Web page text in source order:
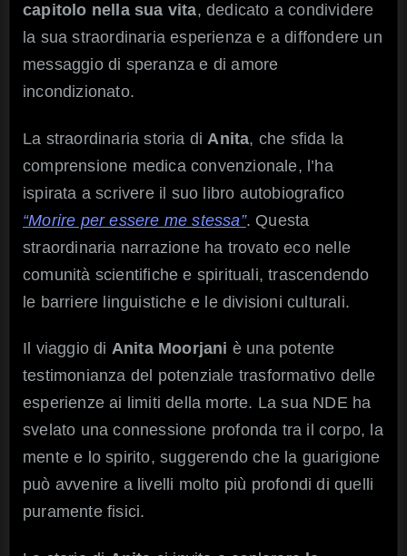
capitolo nella sua vita, dedicato a condividere
la sua straordinaria esperienza e a diffondere un
messaggio di speranza e di amore
incondizionato.
La straordinaria storia di Anita, che sfida la
comprensione medica convenzionale, l’ha
ispirata a scrivere il suo libro autobiografico
“Morire per essere me stessa”. Questa
straordinaria narrazione ha trovato eco nelle
comunità scientifiche e spirituali, trascendendo
le barriere linguistiche e le divisioni culturali.
Il viaggio di Anita Moorjani è una potente
testimonianza del potenziale trasformativo delle
esperienze ai limiti della morte. La sua NDE ha
svelato una connessione profonda tra il corpo, la
mente e lo spirito, suggerendo che la guarigione
può avvenire a livelli molto più profondi di quelli
puramente fisici.